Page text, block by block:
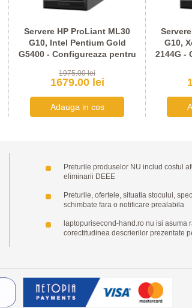
Servere HP ProLiant ML30
G10, Intel Pentium Gold
G5400 - Configureaza pentru
1975.00 lei
1679.00 lei
G10,
2144G -
Preturile produselor NU includ costul
eliminarii DEEE
Preturile, ofertele, situatia stocului,
schimbate fara o notificare prealabila
laptopurisecond-hand.ro nu isi asuma
corectitudinea descrierilor prezentate